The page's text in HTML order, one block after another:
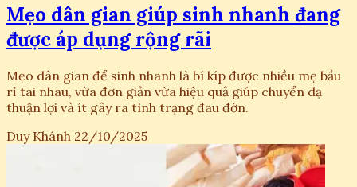
Mẹo dân gian giúp sinh nhanh đang
được áp dụng rộng rãi
Mẹo dân gian để sinh nhanh là bí kíp được nhiều mẹ bầu
rỉ tai nhau, vừa đơn giản vừa hiệu quả giúp chuyển dạ
thuận lợi và ít gây ra tình trạng đau đớn.
Duy Khánh 22/10/2025